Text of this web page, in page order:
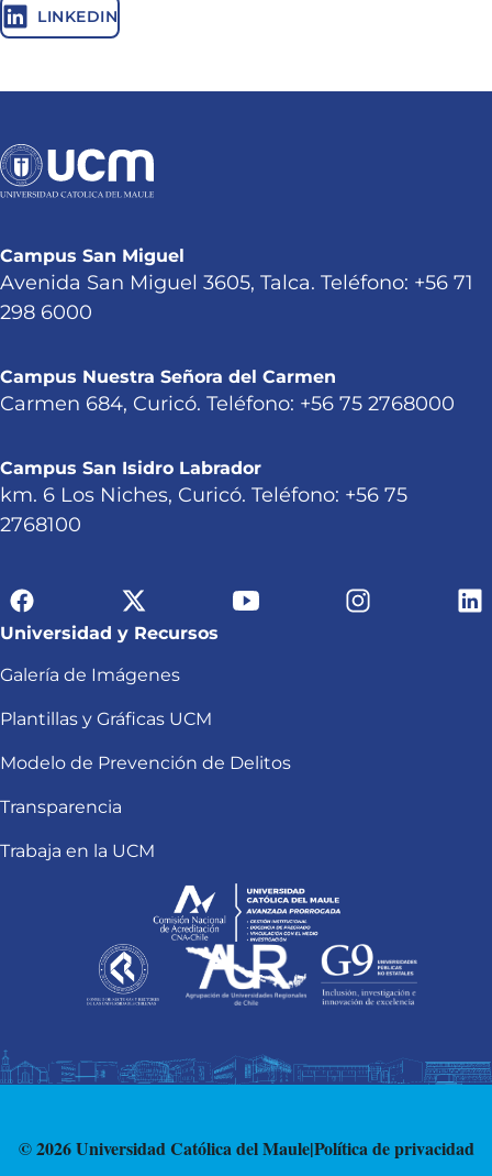
LINKEDIN
Campus San Miguel
Avenida San Miguel 3605, Talca. Teléfono: +56 71
298 6000
Campus Nuestra Señora del Carmen
Carmen 684, Curicó. Teléfono: +56 75 2768000
Campus San Isidro Labrador
km. 6 Los Niches, Curicó. Teléfono: +56 75
2768100
Universidad y Recursos
Galería de Imágenes
Plantillas y Gráficas UCM
Modelo de Prevención de Delitos
Transparencia
Trabaja en la UCM
© 2026 Universidad Católica del Maule|Política de privacidad